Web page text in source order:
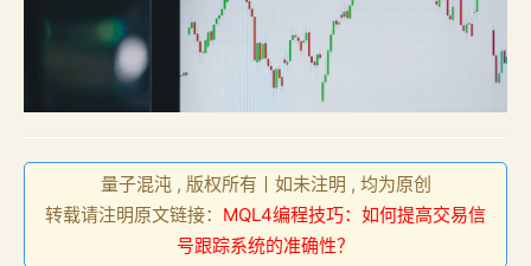
量子混沌 , 版权所有丨如未注明 , 均为原创
转载请注明原文链接： MQL4编程技巧：如何提高交易信
号跟踪系统的准确性？